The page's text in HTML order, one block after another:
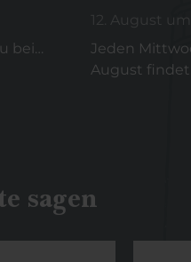
bei…
12. August
Jeden
August
sagen